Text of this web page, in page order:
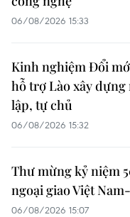
06/08/2026 15:33
Kinh nghiệm Đổi
hỗ trợ Lào xây
lập, tự chủ
06/08/2026 15:32
Thư mừng kỷ niệm
ngoại giao Việt
06/08/2026 15:07